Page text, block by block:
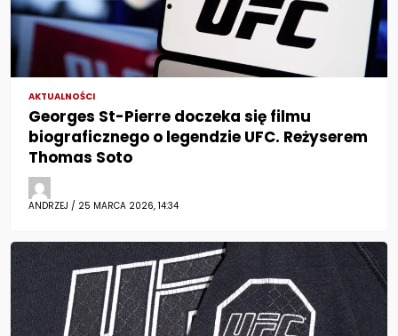
AKTUALNOŚCI
Georges St-Pierre doczeka się filmu
biograficznego o legendzie UFC. Reżyserem
Thomas Soto
ANDRZEJ / 25 MARCA 2026, 14:34